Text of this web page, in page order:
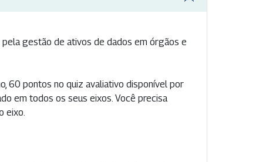
gestão de ativos de dados em órgãos e
60 pontos no quiz avaliativo disponível por
em todos os seus eixos. Você precisa
eixo.